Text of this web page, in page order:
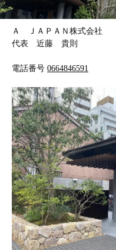
Ａ ＪＡＰＡＮ株式会社
代表 近藤 貴則
電話番号 0664846591